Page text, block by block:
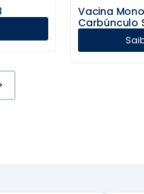
Vacina
Carbúnculo